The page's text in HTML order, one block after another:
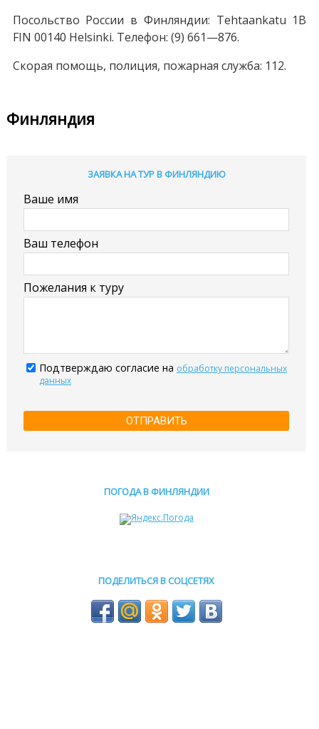
Посольство России в Финляндии: Tehtaankatu 1B
FIN 00140 Helsinki. Телефон: (9) 661—876.
Скорая помощь, полиция, пожарная служба: 112.
Финляндия
ЗАЯВКА НА ТУР В ФИНЛЯНДИЮ
Ваше имя
Ваш телефон
Пожелания к туру
Подтверждаю согласие на обработку персональных
данных
ОТПРАВИТЬ
ПОГОДА В ФИНЛЯНДИИ
ПОДЕЛИТЬСЯ В СОЦСЕТЯХ